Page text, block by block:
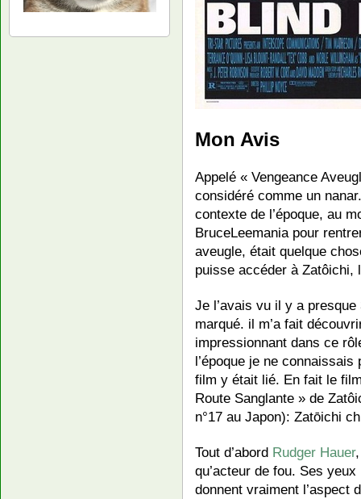
Mon Avis
Appelé « Vengeance
considéré comme un
contexte de l’époque, au
BruceLeemania pour
aveugle, était quelque
puisse accéder à Zatôichi,
Je l’avais vu il y a
marqué. il m’a fait
impressionnant dans ce
l’époque je ne
film y était lié. En fait le
Route Sanglante » de
n°17 au Japon): Zatōichi
Tout d’abord Rudger Hauer
qu’acteur de fou. Ses
donnent vraiment l’aspect